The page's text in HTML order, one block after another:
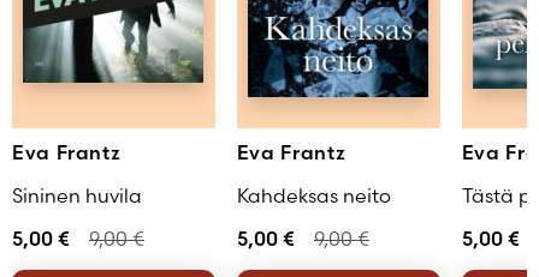
Eva Frantz
Sininen huvila
5,00 € 9,00€
Eva Frantz
Kahdeksas neito
5,00 € 9,00€
Eva
Tästä
5,00 €